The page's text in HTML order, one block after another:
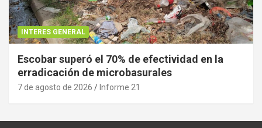
INTERES GENERAL
Escobar superó el 70% de efectividad en la
erradicación de microbasurales
7 de agosto de 2026 Informe 21